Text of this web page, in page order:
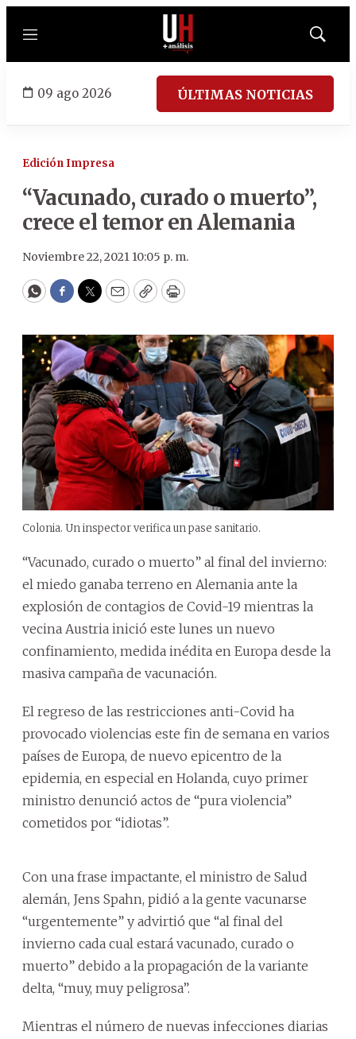
Menú
Mostrar
09 ago 2026 ÚLTIMAS NOTICIAS
Edición Impresa
“Vacunado, curado o muerto”,
crece el temor en Alemania
Noviembre 22, 2021 10:05 p. m.
WhatsApp
Facebook
Twitter
EmailCopyPrint
Colonia. Un inspector verifica un pase sanitario.
“Vacunado, curado o muerto” al final del invierno:
el miedo ganaba terreno en Alemania ante la
explosión de contagios de Covid-19 mientras la
vecina Austria inició este lunes un nuevo
confinamiento, medida inédita en Europa desde la
masiva campaña de vacunación.
El regreso de las restricciones anti-Covid ha
provocado violencias este fin de semana en varios
países de Europa, de nuevo epicentro de la
epidemia, en especial en Holanda, cuyo primer
ministro denunció actos de “pura violencia”
cometidos por “idiotas”.
Con una frase impactante, el ministro de Salud
alemán, Jens Spahn, pidió a la gente vacunarse
“urgentemente” y advirtió que “al final del
invierno cada cual estará vacunado, curado o
muerto” debido a la propagación de la variante
delta, “muy, muy peligrosa”.
Mientras el número de nuevas infecciones diarias